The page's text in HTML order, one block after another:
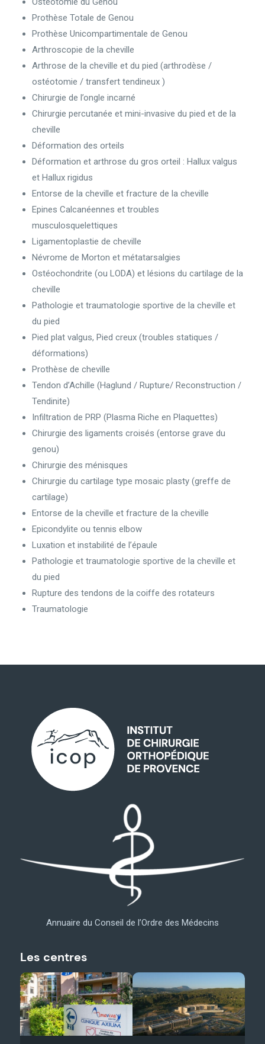
Prothèse Totale de Genou
Prothèse Unicompartimentale de Genou
Arthroscopie de la cheville
Arthrose de la cheville et du pied (arthrodèse /
ostéotomie / transfert tendineux )
Chirurgie de l’ongle incarné
Chirurgie percutanée et mini-invasive du pied et de la
cheville
Déformation des orteils
Déformation et arthrose du gros orteil : Hallux valgus
et Hallux rigidus
Entorse de la cheville et fracture de la cheville
Epines Calcanéennes et troubles
musculosquelettiques
Ligamentoplastie de cheville
Névrome de Morton et métatarsalgies
Ostéochondrite (ou LODA) et lésions du cartilage de la
cheville
Pathologie et traumatologie sportive de la cheville et
du pied
Pied plat valgus, Pied creux (troubles statiques /
déformations)
Prothèse de cheville
Tendon d’Achille (Haglund / Rupture/ Reconstruction /
Tendinite)
Infiltration de PRP (Plasma Riche en Plaquettes)
Chirurgie des ligaments croisés (entorse grave du
genou)
Chirurgie des ménisques
Chirurgie du cartilage type mosaic plasty (greffe de
cartilage)
Entorse de la cheville et fracture de la cheville
Epicondylite ou tennis elbow
Luxation et instabilité de l’épaule
Pathologie et traumatologie sportive de la cheville et
du pied
Rupture des tendons de la coiffe des rotateurs
Traumatologie
Annuaire du Conseil de l’Ordre des Médecins
Les centres